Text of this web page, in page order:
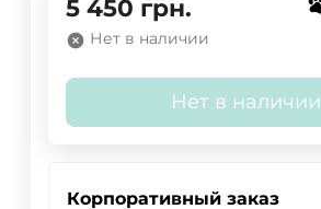
5 450 грн.
Нет в наличии
Нет в наличии
Корпоративный заказ